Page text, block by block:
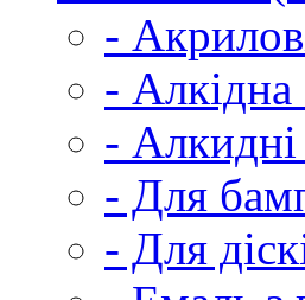
-
-
-
- Для
- Для